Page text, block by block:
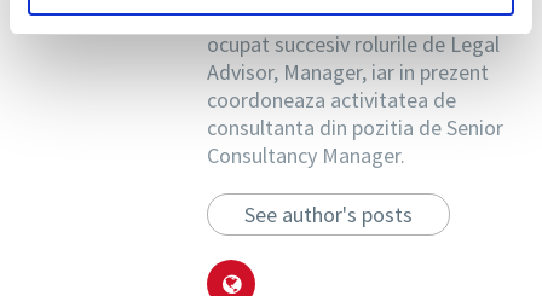
In cadrul companiei BIA HCS, a
ocupat succesiv rolurile de Legal
Advisor, Manager, iar in prezent
coordoneaza activitatea de
consultanta din pozitia de Senior
Consultancy Manager.
See author's posts